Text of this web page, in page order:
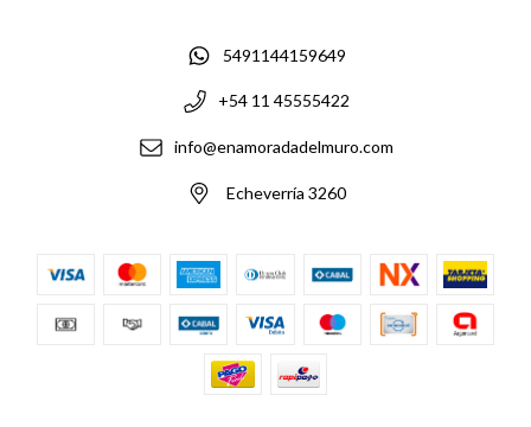
5491144159649
+54 11 45555422
info@enamoradadelmuro.com
Echeverría 3260